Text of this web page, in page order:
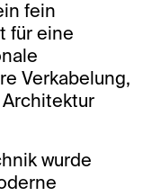
fein
für eine
Verkabelung,
wurde